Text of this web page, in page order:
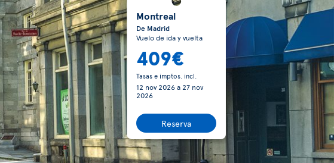
Montreal
De Madrid
Vuelo de ida y vuelta
409€
Tasas e imptos. incl.
12 nov 2026a 27 nov
2026
Reserva